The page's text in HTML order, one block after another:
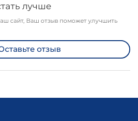
лучше
сайт, Ваш отзыв поможет улучшить
отзыв